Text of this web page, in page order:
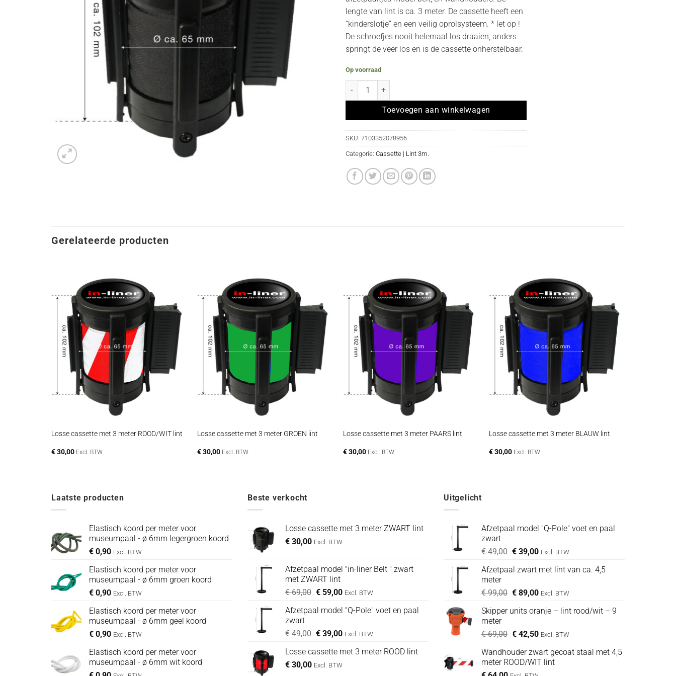
lengte van lint is ca. 3 meter. De cassette heeft een
“kinderslotje” en een veilig oprolsysteem. * let op !
De schroefjes nooit helemaal los draaien, anders
springt de veer los en is de cassette onherstelbaar.
Op voorraad
Losse cassette met 3 meter ZWART lint hoeveelheid
Toevoegen aan winkelwagen
SKU: 7103352078956
Categorie: Cassette | Lint 3m.
Gerelateerde producten
Losse cassette met 3 meter ROOD/WIT lint
€30,00 Excl. BTW
Losse cassette met 3 meter GROEN lint
€30,00 Excl. BTW
Losse cassette met 3 meter PAARS lint
€30,00 Excl. BTW
Losse cassette met 3 meter BLAUW lint
€30,00 Excl. BTW
Laatste producten
Elastisch koord per meter voor
museumpaal - ø 6mm legergroen koord
€ 0,90 Excl. BTW
Elastisch koord per meter voor
museumpaal - ø 6mm groen koord
€ 0,90 Excl. BTW
Elastisch koord per meter voor
museumpaal - ø 6mm geel koord
€ 0,90 Excl. BTW
Elastisch koord per meter voor
museumpaal - ø 6mm wit koord
Beste verkocht
Losse cassette met 3 meter ZWART lint
€ 30,00 Excl. BTW
Afzetpaal model "in-liner Belt " zwart
met ZWART lint
€69,00 Oorspronkelijke
was:
€59,00Huidige
is:
Excl. BTW
Afzetpaal model "Q-Pole" voet en paal
zwart
€49,00 Oorspronkelijke
was:
€ 49,00.
€39,00Huidige
is:
€ 39,00.
Excl. BTW
Losse cassette met 3 meter ROOD lint
€ 30,00 Excl. BTW
Uitgelicht
Afzetpaal model "Q-Pole" voet en paal
zwart
€49,00 Oorspronkelijke
was:
€39,00Huidige
is:
Excl. BTW
Afzetpaal zwart met lint van ca. 4,5
meter
€99,00 Oorspronkelijke
was:
€89,00Huidige
is:
Excl. BTW
Skipper units oranje – lint rood/wit – 9
meter
€69,00 Oorspronkelijke
was:
€ 69,00.
€42,50Huidige
is:
€ 42,50.
Excl. BTW
Wandhouder zwart gecoat staal met 4,5
meter ROOD/WIT lint